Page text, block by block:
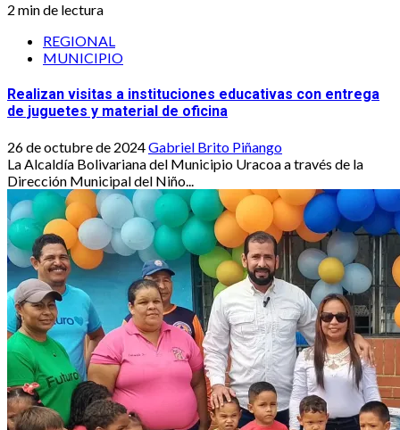
2 min de lectura
REGIONAL
MUNICIPIO
Realizan visitas a instituciones educativas con entrega
de juguetes y material de oficina
26 de octubre de 2024Gabriel Brito Piñango
La Alcaldía Bolivariana del Municipio Uracoa a través de la
Dirección Municipal del Niño...